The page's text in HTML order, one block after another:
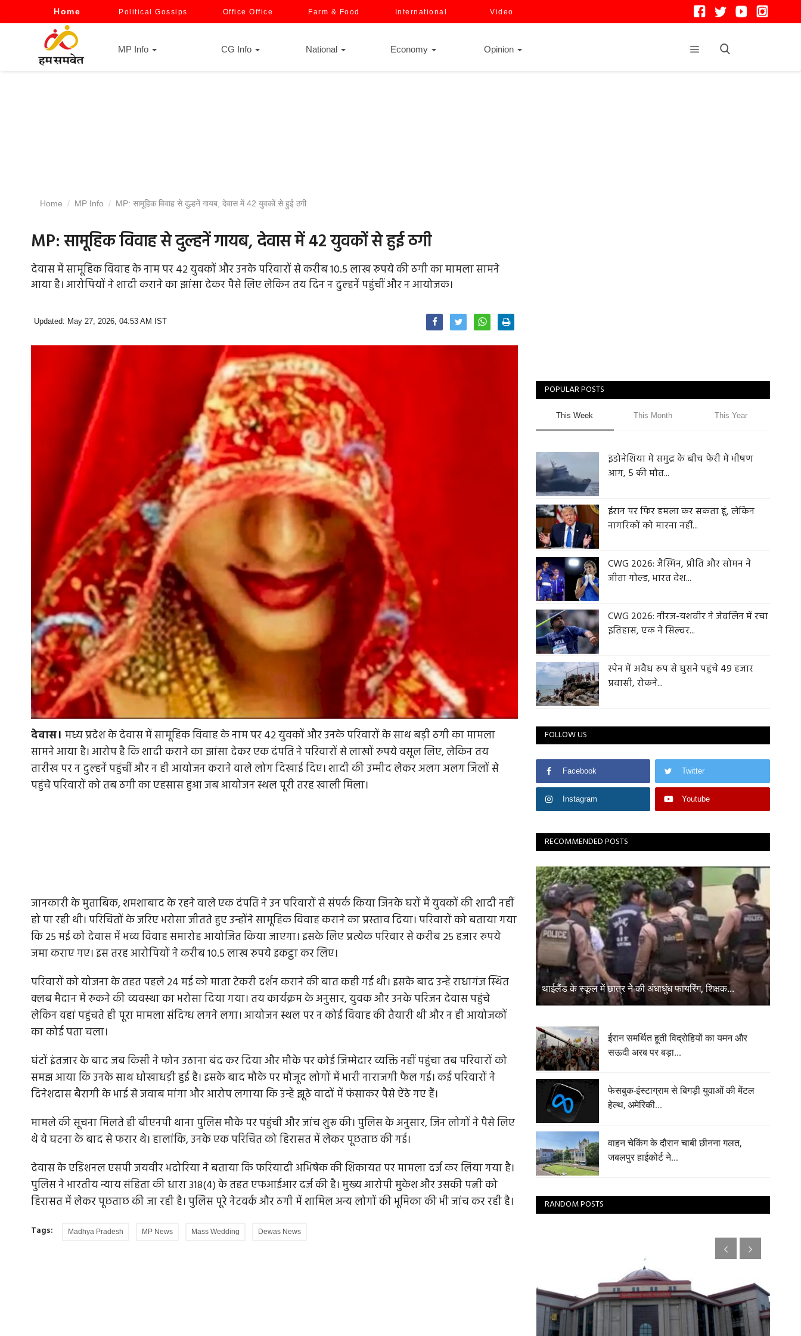
Home Political Gossips Office Office Farm & Food International Video
MP Info CG Info National Economy Opinion
Home MP Info MP: सामूहिक विवाह से दुल्हनें गायब, देवास में 42 युवकों से हुई ठगी
MP: सामूहिक विवाह से दुल्हनें गायब, देवास में 42 युवकों से हुई ठगी
देवास में सामूहिक विवाह के नाम पर 42 युवकों और उनके परिवारों से करीब 10.5 लाख रुपये की ठगी का मामला सामने
आया है। आरोपियों ने शादी कराने का झांसा देकर पैसे लिए लेकिन तय दिन न दुल्हनें पहुंचीं और न आयोजक।
Updated: May 27, 2026, 04:53 AM IST
देवास। मध्य प्रदेश के देवास में सामूहिक विवाह के नाम पर 42 युवकों और उनके परिवारों के साथ बड़ी ठगी का मामला
सामने आया है। आरोप है कि शादी कराने का झांसा देकर एक दंपति ने परिवारों से लाखों रुपये वसूल लिए, लेकिन तय
तारीख पर न दुल्हनें पहुंचीं और न ही आयोजन कराने वाले लोग दिखाई दिए। शादी की उम्मीद लेकर अलग अलग जिलों से
पहुंचे परिवारों को तब ठगी का एहसास हुआ जब आयोजन स्थल पूरी तरह खाली मिला।
जानकारी के मुताबिक, शमशाबाद के रहने वाले एक दंपति ने उन परिवारों से संपर्क किया जिनके घरों में युवकों की शादी नहीं
हो पा रही थी। परिचितों के जरिए भरोसा जीतते हुए उन्होंने सामूहिक विवाह कराने का प्रस्ताव दिया। परिवारों को बताया गया
कि 25 मई को देवास में भव्य विवाह समारोह आयोजित किया जाएगा। इसके लिए प्रत्येक परिवार से करीब 25 हजार रुपये
जमा कराए गए। इस तरह आरोपियों ने करीब 10.5 लाख रुपये इकट्ठा कर लिए।
परिवारों को योजना के तहत पहले 24 मई को माता टेकरी दर्शन कराने की बात कही गई थी। इसके बाद उन्हें राधागंज स्थित
क्लब मैदान में रुकने की व्यवस्था का भरोसा दिया गया। तय कार्यक्रम के अनुसार, युवक और उनके परिजन देवास पहुंचे
लेकिन वहां पहुंचते ही पूरा मामला संदिग्ध लगने लगा। आयोजन स्थल पर न कोई विवाह की तैयारी थी और न ही आयोजकों
का कोई पता चला।
घंटों इंतजार के बाद जब किसी ने फोन उठाना बंद कर दिया और मौके पर कोई जिम्मेदार व्यक्ति नहीं पहुंचा तब परिवारों को
समझ आया कि उनके साथ धोखाधड़ी हुई है। इसके बाद मौके पर मौजूद लोगों में भारी नाराजगी फैल गई। कई परिवारों ने
दिनेशदास बैरागी के भाई से जवाब मांगा और आरोप लगाया कि उन्हें झूठे वादों में फंसाकर पैसे ऐंठे गए हैं।
मामले की सूचना मिलते ही बीएनपी थाना पुलिस मौके पर पहुंची और जांच शुरू की। पुलिस के अनुसार, जिन लोगों ने पैसे लिए
थे वे घटना के बाद से फरार थे। हालांकि, उनके एक परिचित को हिरासत में लेकर पूछताछ की गई।
देवास के एडिशनल एसपी जयवीर भदोरिया ने बताया कि फरियादी अभिषेक की शिकायत पर मामला दर्ज कर लिया गया है।
पुलिस ने भारतीय न्याय संहिता की धारा 318(4) के तहत एफआईआर दर्ज की है। मुख्य आरोपी मुकेश और उसकी पत्नी को
हिरासत में लेकर पूछताछ की जा रही है। पुलिस पूरे नेटवर्क और ठगी में शामिल अन्य लोगों की भूमिका की भी जांच कर रही है।
Tags: Madhya Pradesh MP News Mass Wedding Dewas News
POPULAR POSTS
This Week This Month This Year
इंडोनेशिया में समुद्र के बीच फेरी में भीषण
आग, 5 की मौत...
ईरान पर फिर हमला कर सकता हूं, लेकिन
नागरिकों को मारना नहीं...
CWG 2026: जैस्मिन, प्रीति और सोमन ने
जीता गोल्ड, भारत देश...
CWG 2026: नीरज-यशवीर ने जेवलिन में रचा
इतिहास, एक ने सिल्वर...
स्पेन में अवैध रूप से घुसने पहुंचे 49 हजार
प्रवासी, रोकने...
FOLLOW US
Facebook Twitter
Instagram Youtube
RECOMMENDED POSTS
थाईलैंड के स्कूल में छात्र ने की अंधाधुंध फायरिंग, शिक्षक...
ईरान समर्थित हूती विद्रोहियों का यमन और
सऊदी अरब पर बड़ा...
फेसबुक-इंस्टाग्राम से बिगड़ी युवाओं की मेंटल
हेल्थ, अमेरिकी...
वाहन चेकिंग के दौरान चाबी छीनना गलत,
जबलपुर हाईकोर्ट ने...
RANDOM POSTS